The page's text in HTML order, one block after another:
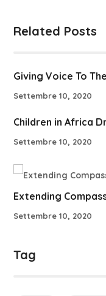
Related Posts
Giving Voice To
Settembre 10, 2020
Children in Africa
Settembre 10, 2020
Extending
Settembre 10, 2020
Tag